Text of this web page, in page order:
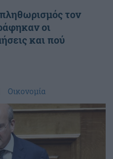
τον
οι
και πού
Οικονομία